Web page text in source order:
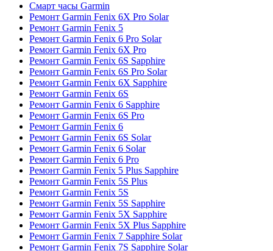
Смарт часы Garmin
Ремонт Garmin Fenix 6X Pro Solar
Ремонт Garmin Fenix 5
Ремонт Garmin Fenix 6 Pro Solar
Ремонт Garmin Fenix 6X Pro
Ремонт Garmin Fenix 6S Sapphire
Ремонт Garmin Fenix 6S Pro Solar
Ремонт Garmin Fenix 6X Sapphire
Ремонт Garmin Fenix 6S
Ремонт Garmin Fenix 6 Sapphire
Ремонт Garmin Fenix 6S Pro
Ремонт Garmin Fenix 6
Ремонт Garmin Fenix 6S Solar
Ремонт Garmin Fenix 6 Solar
Ремонт Garmin Fenix 6 Pro
Ремонт Garmin Fenix 5 Plus Sapphire
Ремонт Garmin Fenix 5S Plus
Ремонт Garmin Fenix 5S
Ремонт Garmin Fenix 5S Sapphire
Ремонт Garmin Fenix 5X Sapphire
Ремонт Garmin Fenix 5X Plus Sapphire
Ремонт Garmin Fenix 7 Sapphire Solar
Ремонт Garmin Fenix 7S Sapphire Solar